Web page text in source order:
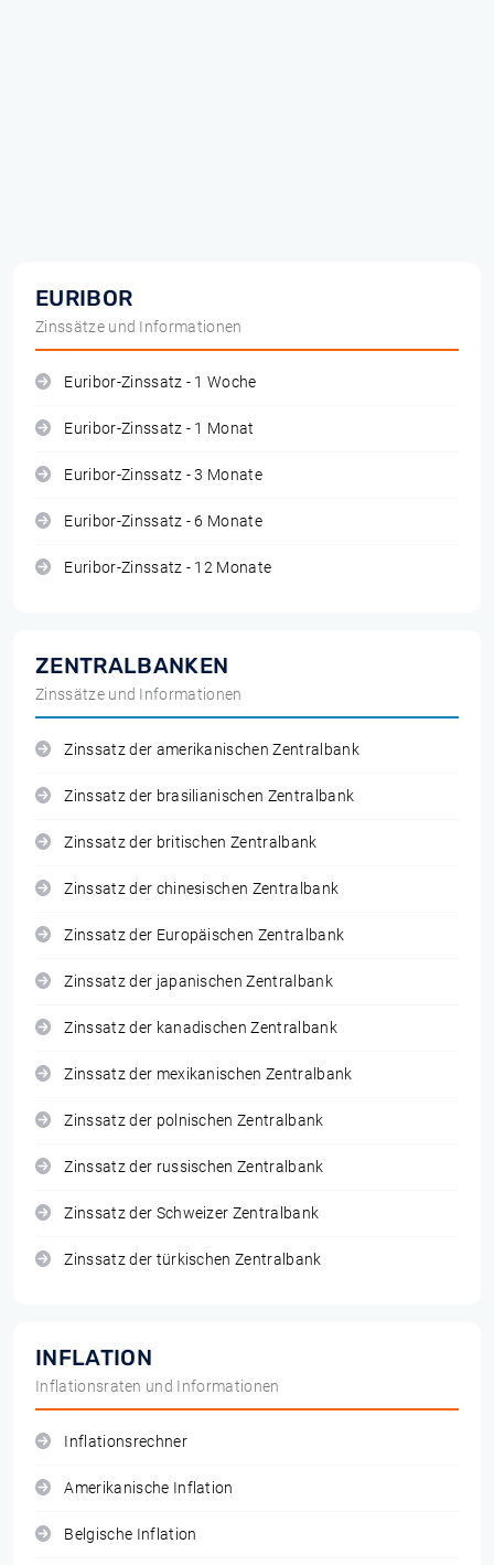
EURIBOR
Zinssätze und Informationen
Euribor-Zinssatz - 1 Woche
Euribor-Zinssatz - 1 Monat
Euribor-Zinssatz - 3 Monate
Euribor-Zinssatz - 6 Monate
Euribor-Zinssatz - 12 Monate
ZENTRALBANKEN
Zinssätze und Informationen
Zinssatz der amerikanischen Zentralbank
Zinssatz der brasilianischen Zentralbank
Zinssatz der britischen Zentralbank
Zinssatz der chinesischen Zentralbank
Zinssatz der Europäischen Zentralbank
Zinssatz der japanischen Zentralbank
Zinssatz der kanadischen Zentralbank
Zinssatz der mexikanischen Zentralbank
Zinssatz der polnischen Zentralbank
Zinssatz der russischen Zentralbank
Zinssatz der Schweizer Zentralbank
Zinssatz der türkischen Zentralbank
INFLATION
Inflationsraten und Informationen
Inflationsrechner
Amerikanische Inflation
Belgische Inflation